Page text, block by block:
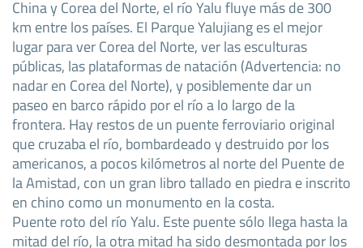
China y Corea del Norte, el río Yalu fluye más de 300
km entre los países. El Parque Yalujiang es el mejor
lugar para ver Corea del Norte, ver las esculturas
públicas, las plataformas de natación (Advertencia: no
nadar en Corea del Norte), y posiblemente dar un
paseo en barco rápido por el río a lo largo de la
frontera. Hay restos de un puente ferroviario original
que cruzaba el río, bombardeado y destruido por los
americanos, a pocos kilómetros al norte del Puente de
la Amistad, con un gran libro tallado en piedra e inscrito
en chino como un monumento en la costa.
Puente roto del río Yalu. Este puente sólo llega hasta la
mitad del río, la otra mitad ha sido desmontada por los